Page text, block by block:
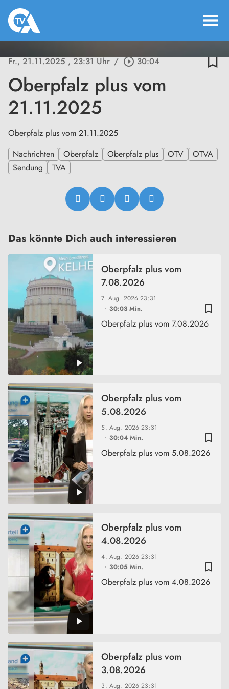
menu
Fr., 21.11.2025, 23:31 Uhr / play_circle_outline30:04 bookmark_border
Oberpfalz plus vom
21.11.2025
Oberpfalz plus vom 21.11.2025
Nachrichten
Oberpfalz Oberpfalz plus OTV
OTVA
Sendung
TVA
Das könnte Dich auch interessieren
bookmark_border
7. Aug. 202623:31
30:03 Min.
Oberpfalz plus vom
7.08.2026
Oberpfalz plus vom 7.08.2026
bookmark_border
5. Aug. 202623:31
30:04 Min.
Oberpfalz plus vom
5.08.2026
Oberpfalz plus vom 5.08.2026
bookmark_border
4. Aug. 202623:31
30:05 Min.
Oberpfalz plus vom
4.08.2026
Oberpfalz plus vom 4.08.2026
3. Aug. 202623:31
Oberpfalz plus vom
3.08.2026